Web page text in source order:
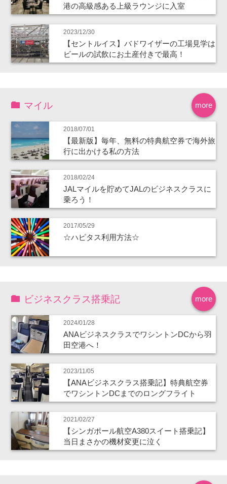
港の高級感ある上級ラウンジに入室
2023/12/30
【セントルイス】バドワイザーの工場見学は
ビールの試飲にお土産付きで最高！
more
マイル
2018/07/01
【最新版】毎年、無料の特典航空券で海外旅
行に出かける私の方法
2018/02/24
JALマイルを貯めてJALのビジネスクラスに
乗ろう！
2017/05/29
☆ハピタス利用方法☆
more
ビジネスクラス搭乗記
2024/01/28
ANAビジネスクラスでワシントンDCから羽
田空港へ！
2023/11/05
【ANAビジネスクラス搭乗記】特典航空券
でワシントンDCまでのロングフライト
2021/02/27
【シンガポール航空A380スイート搭乗記】
当日まさかの機材変更に泣く